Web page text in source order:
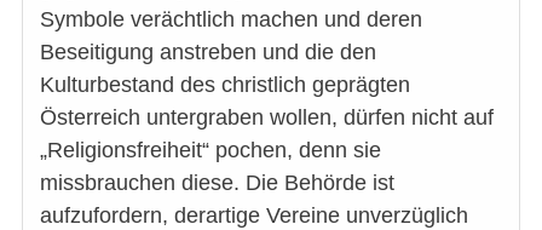
Symbole verächtlich machen und deren
Beseitigung anstreben und die den
Kulturbestand des christlich geprägten
Österreich untergraben wollen, dürfen nicht auf
„Religionsfreiheit“ pochen, denn sie
missbrauchen diese. Die Behörde ist
aufzufordern, derartige Vereine unverzüglich